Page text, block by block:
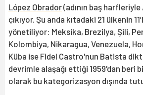
López Obrador(adının baş
çıkıyor. Şu anda kıtadaki 21 ülkenin
yönetiliyor: Meksika, Brezilya, Şili,
Kolombiya, Nikaragua, Venezuela,
Küba ise Fidel Castro'nun Batista
devrimle alaşağı ettiği 1959'dan beri
olarak bu kategorizasyon dışında